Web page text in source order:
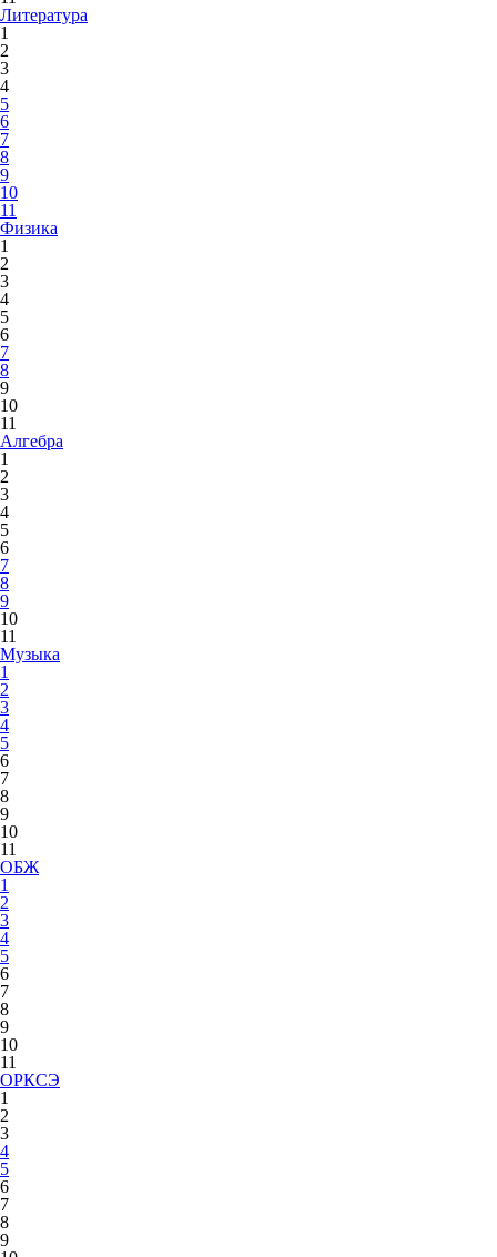
Литература
1
2
3
4
5
6
7
8
9
10
11
Физика
1
2
3
4
5
6
7
8
9
10
11
Алгебра
1
2
3
4
5
6
7
8
9
10
11
Музыка
1
2
3
4
5
6
7
8
9
10
11
ОБЖ
1
2
3
4
5
6
7
8
9
10
11
ОРКСЭ
1
2
3
4
5
6
7
8
9